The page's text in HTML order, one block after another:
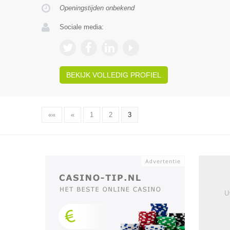
Openingstijden onbekend
Sociale media:
BEKIJK VOLLEDIG PROFIEL
«« « 1 2 3